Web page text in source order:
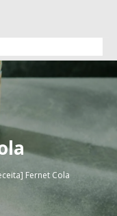
Fernet Cola